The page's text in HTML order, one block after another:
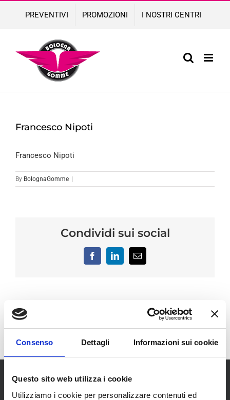
Consenso Dettagli Informazioni sui cookie
Questo sito web utilizza i cookie
Utilizziamo i cookie per personalizzare contenuti ed
content
PREVENTIVI PROMOZIONI I NOSTRI CENTRI
Francesco Nipoti
Francesco Nipoti
By BolognaGomme
Condividi sui social
FacebookLinkedInEmail